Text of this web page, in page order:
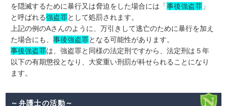
を隠滅するために暴行又は脅迫をした場合には「事後強盗罪 」
と呼ばれる強盗罪として処罰されます。
上記の例のAさんのように、万引きして逃亡のために暴行を加え
た場合にも、事後強盗罪となる可能性があります。
事後強盗罪は、強盗罪と同様の法定刑ですから、法定刑は５年
以下の有期懲役となり、大変重い刑罰が科せられることになり
ます。
～弁護士の活動～